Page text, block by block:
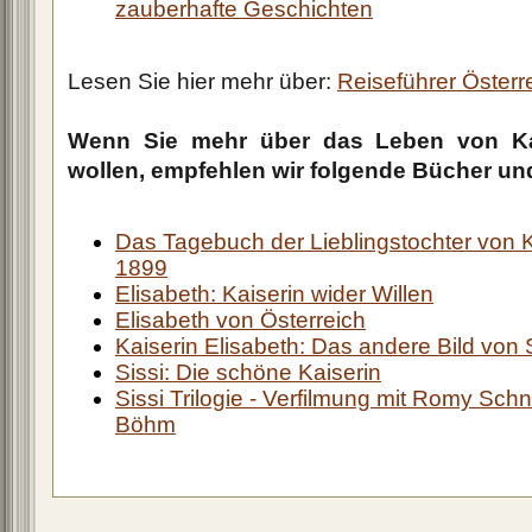
zauberhafte Geschichten
Lesen Sie hier mehr über: Reiseführer
Wenn Sie mehr über das Leben von
wollen, empfehlen wir folgende Bücher
Das Tagebuch der Lieblingstochter von
1899
Elisabeth: Kaiserin wider Willen
Elisabeth von Österreich
Kaiserin Elisabeth: Das andere Bild von
Sissi: Die schöne Kaiserin
Sissi Trilogie - Verfilmung mit Romy
Böhm